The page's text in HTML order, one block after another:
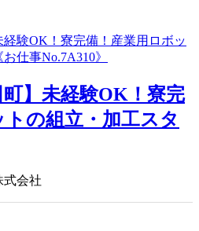
町】未経験OK！寮完
の組立・加工スタ
式会社